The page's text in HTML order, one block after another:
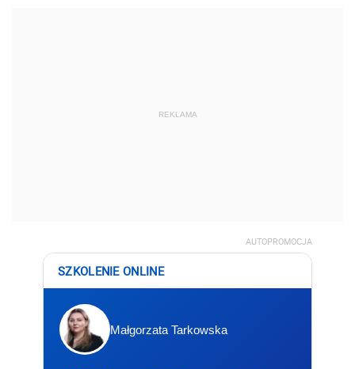
REKLAMA
AUTOPROMOCJA
SZKOLENIE ONLINE
Małgorzata Tarkowska